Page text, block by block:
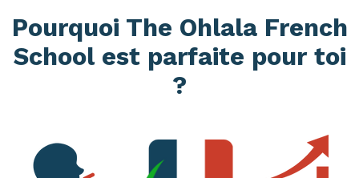
Pourquoi The Ohlala French
School est parfaite pour toi
?